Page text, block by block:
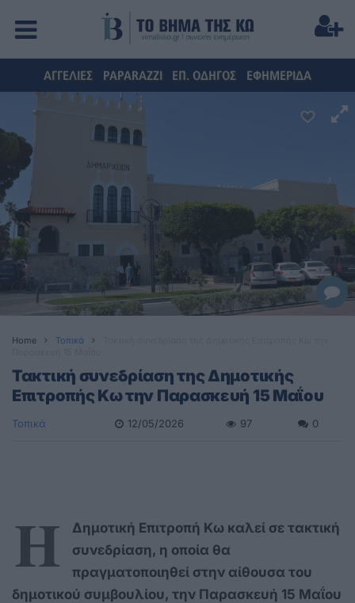
ΑΓΓΕΛΙΕΣ PAPARAZZI ΕΠ. ΟΔΗΓΟΣ ΕΦΗΜΕΡΙΔΑ
Home Τοπικά
Τακτική συνεδρίαση της Δημοτικής
Επιτροπής Κω την Παρασκευή 15 Μαΐου
Τοπικά 12/05/2026 97 0
Η
Δημοτική Επιτροπή Κω καλεί σε τακτική
συνεδρίαση, η οποία θα
πραγματοποιηθεί στην αίθουσα του
δημοτικού συμβουλίου, την Παρασκευή 15 Μαΐου